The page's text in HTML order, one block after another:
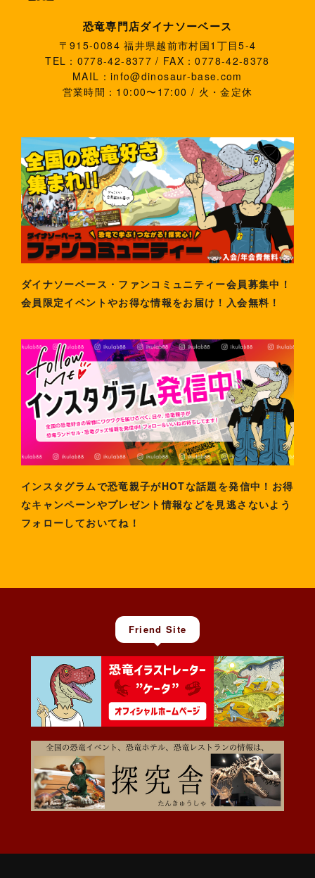
恐竜専門店ダイナソーベース
〒915-0084 福井県越前市村国1丁目5-4
TEL：0778-42-8377 / FAX：0778-42-8378
MAIL：info@dinosaur-base.com
営業時間：10:00〜17:00 / 火・金定休
ダイナソーベース・ファンコミュニティー会員募集中！
会員限定イベントやお得な情報をお届け！入会無料！
インスタグラムで恐竜親子がHOTな話題を発信中！お得
なキャンペーンやプレゼント情報などを見逃さないよう
フォローしておいてね！
Friend Site